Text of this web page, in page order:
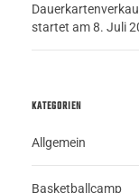
startet am 8. Juli
KATEGORIEN
Allgemein
Basketballcamp